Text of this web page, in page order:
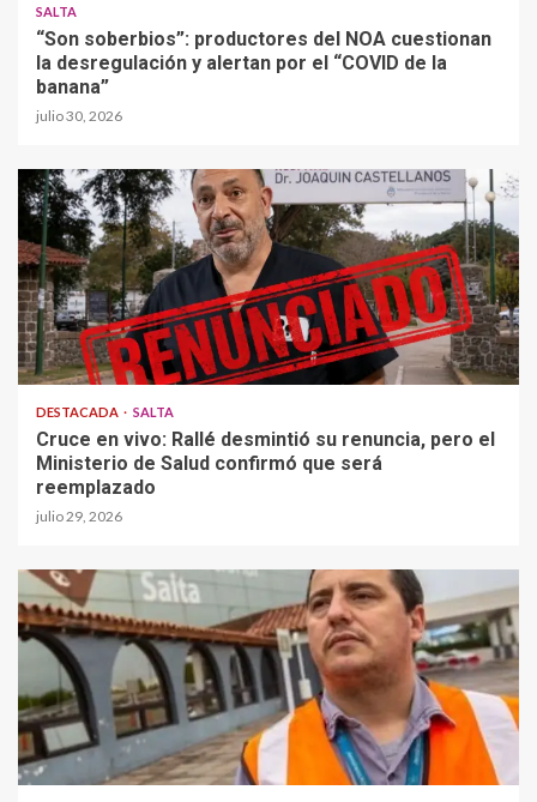
SALTA
“Son soberbios”: productores del NOA cuestionan
la desregulación y alertan por el “COVID de la
banana”
julio 30, 2026
DESTACADA SALTA
Cruce en vivo: Rallé desmintió su renuncia, pero el
Ministerio de Salud confirmó que será
reemplazado
julio 29, 2026